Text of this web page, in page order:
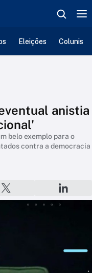
Eleições
anistia
belo exemplo para o
contra a democracia